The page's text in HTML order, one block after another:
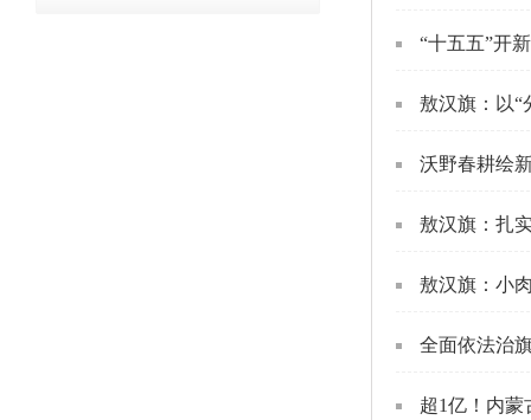
“十五五”开
敖汉旗：以“
沃野春耕绘
敖汉旗：扎
敖汉旗：小
全面依法治
超1亿！内蒙